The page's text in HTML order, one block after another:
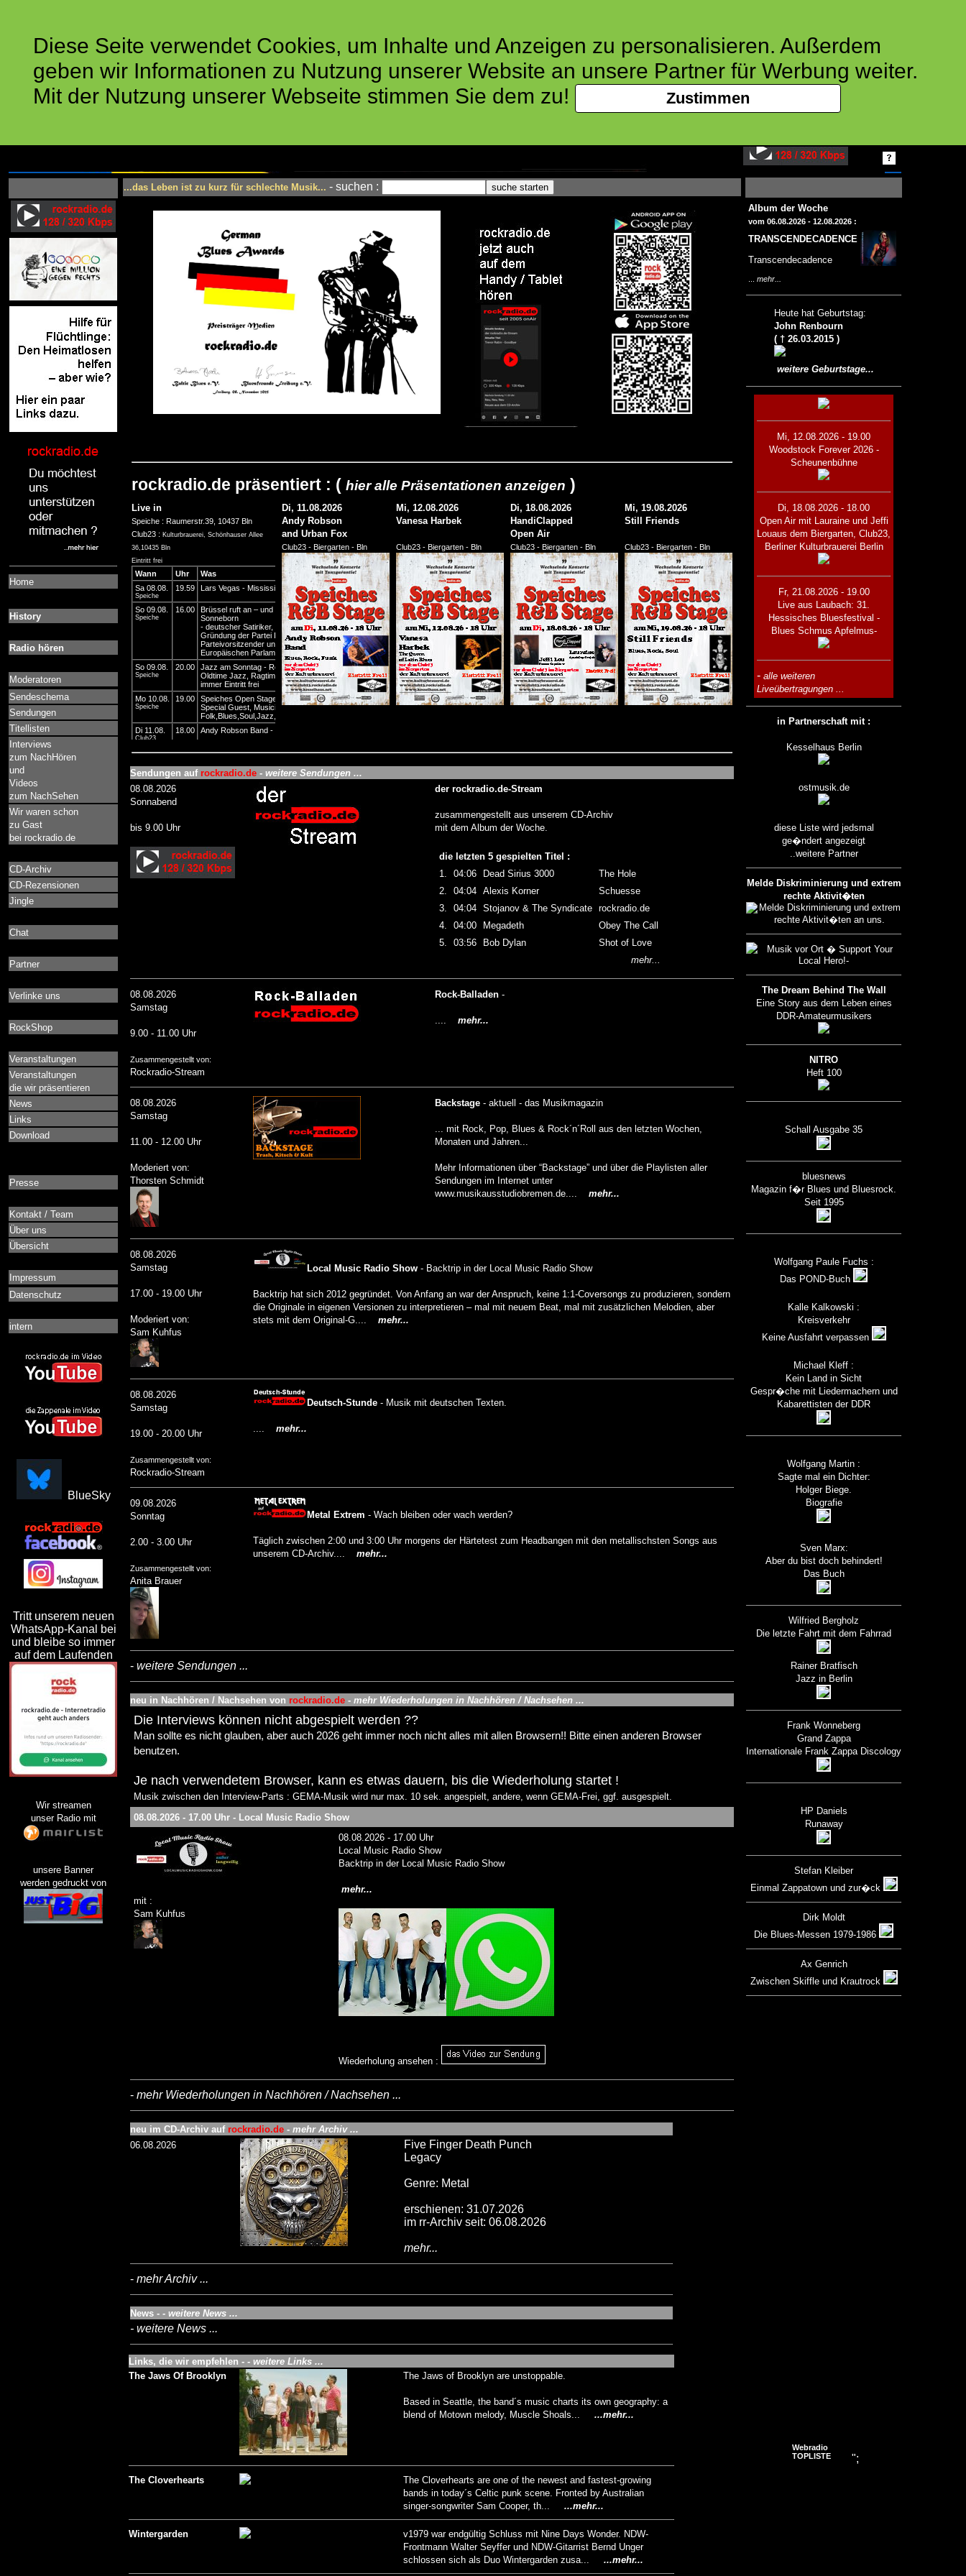
Diese Seite verwendet Cookies, um Inhalte und Anzeigen zu personalisieren. Außerdem
geben wir Informationen zu Nutzung unserer Website an unsere Partner für Werbung weiter.
Mit der Nutzung unserer Webseite stimmen Sie dem zu!
Zustimmen
Home
History
Radio hören
Moderatoren
Sendeschema
Sendungen
Titellisten
Interviews
zum NachHören
und
Videos
zum NachSehen
Wir waren schon
zu Gast
bei rockradio.de
CD-Archiv
CD-Rezensionen
Jingle
Chat
Partner
Verlinke uns
RockShop
Veranstaltungen
Veranstaltungen
die wir präsentieren
News
Links
Download
Presse
Kontakt / Team
Über uns
Übersicht
Impressum
Datenschutz
intern
BlueSky
Tritt unserem neuen
WhatsApp-Kanal bei
und bleibe so immer
auf dem Laufenden
Wir streamen
unser Radio mit
unsere Banner
werden gedruckt von
...das Leben ist zu kurz für schlechte Musik... - suchen :
rockradio.de präsentiert : ( hier alle Präsentationen anzeigen )
Live in
Speiche : Raumerstr.39, 10437 Bln
Club23 : Kulturbrauerei, Schönhauser Allee
36,10435 Bln
Eintritt frei
Di, 11.08.2026
Andy Robson
and Urban Fox
Club23 - Biergarten - Bln
Mi, 12.08.2026
Vanesa Harbek
Club23 - Biergarten - Bln
Di, 18.08.2026
HandiClapped
Open Air
Club23 - Biergarten - Bln
Mi, 19.08.2026
Still Friends
Club23 - Biergarten - Bln
Sendungen auf rockradio.de - weitere Sendungen ...
08.08.2026
Sonnabend
bis 9.00 Uhr
der rockradio.de-Stream
zusammengestellt aus unserem CD-Archiv
mit dem Album der Woche.
die letzten 5 gespielten Titel :
1.
04:06 Dead Sirius 3000
The Hole
2.
04:04 Alexis Korner
Schuesse
3.
04:04 Stojanov & The Syndicate rockradio.de
4.
04:00 Megadeth
Obey The Call
5.
03:56 Bob Dylan
Shot of Love
mehr...
08.08.2026
Samstag
9.00 - 11.00 Uhr
Zusammengestellt von:
Rockradio-Stream
Rock-Balladen -
.... mehr...
08.08.2026
Samstag
11.00 - 12.00 Uhr
Moderiert von:
Thorsten Schmidt
Backstage - aktuell - das Musikmagazin
... mit Rock, Pop, Blues & Rock´n´Roll aus den letzten Wochen,
Monaten und Jahren...
Mehr Informationen über “Backstage” und über die Playlisten aller
Sendungen im Internet unter
www.musikausstudiobremen.de....
mehr...
08.08.2026
Samstag
17.00 - 19.00 Uhr
Moderiert von:
Sam Kuhfus
Local Music Radio Show - Backtrip in der Local Music Radio Show
Backtrip hat sich 2012 gegründet. Von Anfang an war der Anspruch, keine 1:1-Coversongs zu produzieren, sondern
die Originale in eigenen Versionen zu interpretieren – mal mit neuem Beat, mal mit zusätzlichen Melodien, aber
stets mit dem Original-G....
mehr...
08.08.2026
Samstag
19.00 - 20.00 Uhr
Zusammengestellt von:
Rockradio-Stream
Deutsch-Stunde - Musik mit deutschen Texten.
.... mehr...
09.08.2026
Sonntag
2.00 - 3.00 Uhr
Zusammengestellt von:
Anita Brauer
Metal Extrem - Wach bleiben oder wach werden?
Täglich zwischen 2:00 und 3:00 Uhr morgens der Härtetest zum Headbangen mit den metallischsten Songs aus
unserem CD-Archiv....
mehr...
- weitere Sendungen ...
neu in Nachhören / Nachsehen von rockradio.de - mehr Wiederholungen in Nachhören / Nachsehen ...
Die Interviews können nicht abgespielt werden ??
Man sollte es nicht glauben, aber auch 2026 geht immer noch nicht alles mit allen Browsern!! Bitte einen anderen Browser
benutzen.
Je nach verwendetem Browser, kann es etwas dauern, bis die Wiederholung startet !
Musik zwischen den Interview-Parts : GEMA-Musik wird nur max. 10 sek. angespielt, andere, wenn GEMA-Frei, ggf. ausgespielt.
08.08.2026 - 17.00 Uhr - Local Music Radio Show
mit :
Sam Kuhfus
08.08.2026 - 17.00 Uhr
Local Music Radio Show
Backtrip in der Local Music Radio Show
mehr...
Wiederholung ansehen :
- mehr Wiederholungen in Nachhören / Nachsehen ...
neu im CD-Archiv auf rockradio.de - mehr Archiv ...
06.08.2026
Five Finger Death Punch
Legacy
Genre: Metal
erschienen: 31.07.2026
im rr-Archiv seit: 06.08.2026
mehr...
- mehr Archiv ...
News - - weitere News ...
- weitere News ...
Links, die wir empfehlen - - weitere Links ...
The Jaws Of Brooklyn
The Jaws of Brooklyn are unstoppable.
Based in Seattle, the band´s music charts its own geography: a
blend of Motown melody, Muscle Shoals...
...mehr...
The Cloverhearts
The Cloverhearts are one of the newest and fastest-growing
bands in today´s Celtic punk scene. Fronted by Australian
singer-songwriter Sam Cooper, th...
...mehr...
Wintergarden
v1979 war endgültig Schluss mit Nine Days Wonder. NDW-
Frontmann Walter Seyffer und NDW-Gitarrist Bernd Unger
schlossen sich als Duo Wintergarden zusa...
...mehr...
Album der Woche
vom 06.08.2026 - 12.08.2026 :
TRANSCENDECADENCE
Transcendecadence
mehr...
Heute hat Geburtstag:
John Renbourn
( † 26.03.2015 )
weitere Geburtstage...
Mi, 12.08.2026 - 19.00
Woodstock Forever 2026 -
Scheunenbühne
Di, 18.08.2026 - 18.00
Open Air mit Lauraine und Jeffi
Louaus dem Biergarten, Club23,
Berliner Kulturbrauerei Berlin
Fr, 21.08.2026 - 19.00
Live aus Laubach: 31.
Hessisches Bluesfestival -
Blues Schmus Apfelmus-
- alle weiteren
Liveübertragungen ...
in Partnerschaft mit :
Kesselhaus Berlin
ostmusik.de
diese Liste wird jedsmal
ge�ndert angezeigt
..weitere Partner
Melde Diskriminierung und extrem
rechte Aktivit�ten
The Dream Behind The Wall
Eine Story aus dem Leben eines
DDR-Amateurmusikers
NITRO
Heft 100
Schall Ausgabe 35
bluesnews
Magazin f�r Blues und Bluesrock.
Seit 1995
Wolfgang Paule Fuchs :
Das POND-Buch
Kalle Kalkowski :
Kreisverkehr
Keine Ausfahrt verpassen
Michael Kleff :
Kein Land in Sicht
Gespr�che mit Liedermachern und
Kabarettisten der DDR
Wolfgang Martin :
Sagte mal ein Dichter:
Holger Biege.
Biografie
Sven Marx:
Aber du bist doch behindert!
Das Buch
Wilfried Bergholz
Die letzte Fahrt mit dem Fahrrad
Rainer Bratfisch
Jazz in Berlin
Frank Wonneberg
Grand Zappa
Internationale Frank Zappa Discology
HP Daniels
Runaway
Stefan Kleiber
Einmal Zappatown und zur�ck
Dirk Moldt
Die Blues-Messen 1979-1986
Ax Genrich
Zwischen Skiffle und Krautrock
Webradio
TOPLISTE
";